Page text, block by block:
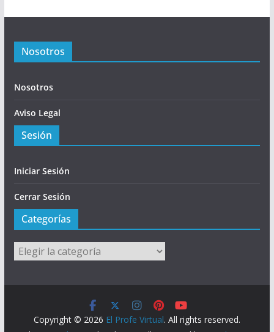
Nosotros
Nosotros
Aviso Legal
Sesión
Iniciar Sesión
Cerrar Sesión
Categorías
Categorías
Copyright © 2026 El Profe Virtual. All rights reserved.